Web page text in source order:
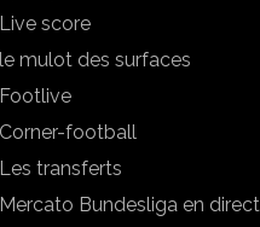
Live score
le mulot des surfaces
Footlive
Corner-football
Les transferts
Mercato Bundesliga en direct